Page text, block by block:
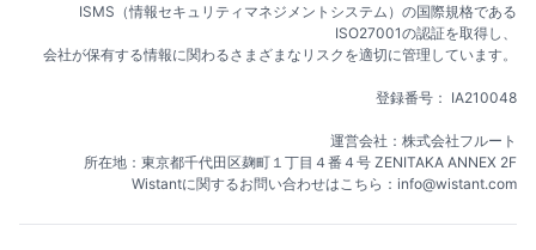
ISMS（情報セキュリティマネジメントシステム）の国際規格である
ISO27001の認証を取得し、
会社が保有する情報に関わるさまざまなリスクを適切に管理しています。
登録番号： IA210048
運営会社：株式会社フルート
所在地：東京都千代田区麹町１丁目４番４号 ZENITAKA ANNEX 2F
Wistantに関するお問い合わせはこちら：info@wistant.com